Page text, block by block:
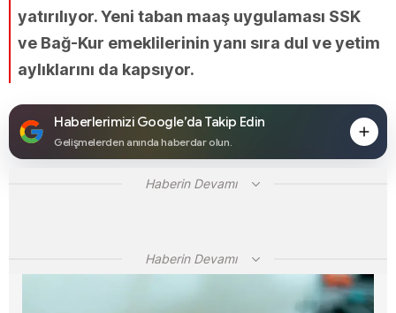
yatırılıyor. Yeni taban maaş uygulaması SSK
ve Bağ-Kur emeklilerinin yanı sıra dul ve yetim
aylıklarını da kapsıyor.
Haberlerimizi Google’da Takip Edin
Gelişmelerden anında haberdar olun.
Haberin Devamı
Haberin Devamı